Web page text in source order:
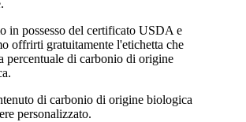
in possesso del certificato USDA e
offrirti gratuitamente l'etichetta che
percentuale di carbonio di origine
di carbonio di origine biologica
personalizzato.